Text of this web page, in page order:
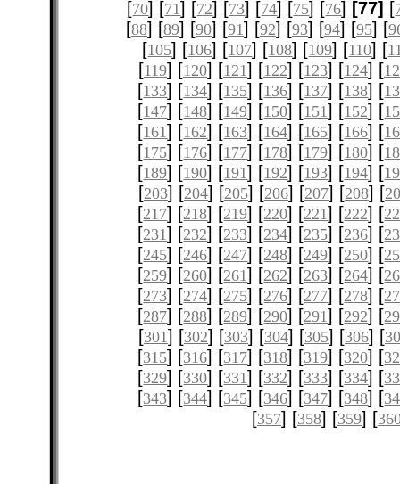
[70] [71] [72] [73] [74] [75] [76] [77] [
[88] [89] [90] [91] [92] [93] [94] [95] [
[105] [106] [107] [108] [109] [110] [
[119] [120] [121] [122] [123] [124] [
[133] [134] [135] [136] [137] [138] [
[147] [148] [149] [150] [151] [152] [
[161] [162] [163] [164] [165] [166] [
[175] [176] [177] [178] [179] [180] [
[189] [190] [191] [192] [193] [194] [
[203] [204] [205] [206] [207] [208] [
[217] [218] [219] [220] [221] [222] [
[231] [232] [233] [234] [235] [236] [
[245] [246] [247] [248] [249] [250] [
[259] [260] [261] [262] [263] [264] [
[273] [274] [275] [276] [277] [278] [
[287] [288] [289] [290] [291] [292] [
[301] [302] [303] [304] [305] [306] [
[315] [316] [317] [318] [319] [320] [
[329] [330] [331] [332] [333] [334] [
[343] [344] [345] [346] [347] [348] [
[357] [358] [359] [